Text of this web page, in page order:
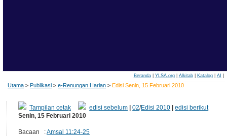
Beranda| YLSA.org| Alkitab| Katalog| AI
Utama > Publikasi > e-Renungan Harian > Edisi Senin, 15 Februari 2010
Tampilan cetak edisi sebelum |02/Edisi 2010 |edisi berikut
Senin, 15 Februari 2010
Bacaan :Amsal 11:24-25